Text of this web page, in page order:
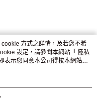
方式之詳情，及若您不希
設定，請參閱本網站「 隱私
表示您同意本公司得按本網站使